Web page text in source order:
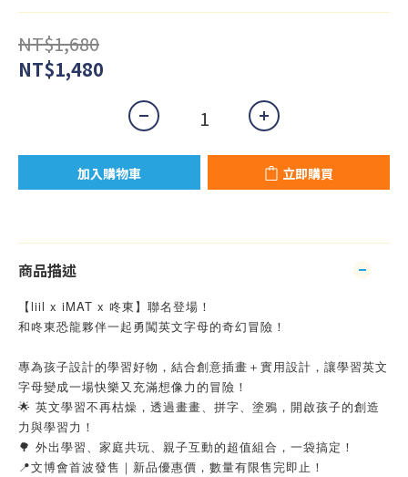
NT$1,680
NT$1,480
加入購物車 立即購買
商品描述
【liil x iMAT x 咚東】聯名登場！
和咚東恐龍夥伴一起勇闖英文字母的奇幻冒險！
專為孩子設計的學習好物，結合創意插畫＋實用設計，讓學習英文
字母變成一場快樂又充滿想像力的冒險！
🌟 英文學習不再枯燥，透過畫畫、拼字、塗鴉，開啟孩子的創造
力與學習力！
🌳 外出學習、家庭共玩、親子互動的超值組合，一袋搞定！
📍文博會首波發售｜新品優惠價，數量有限售完即止！